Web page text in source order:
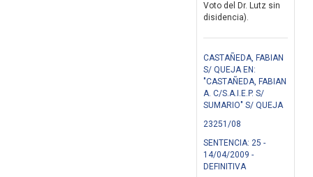
Voto del Dr. Lutz sin
disidencia).
CASTAÑEDA, FABIAN
S/ QUEJA EN:
"CASTAÑEDA, FABIAN
A. C/S.A.I.E.P. S/
SUMARIO" S/ QUEJA
23251/08
SENTENCIA: 25 -
14/04/2009 -
DEFINITIVA